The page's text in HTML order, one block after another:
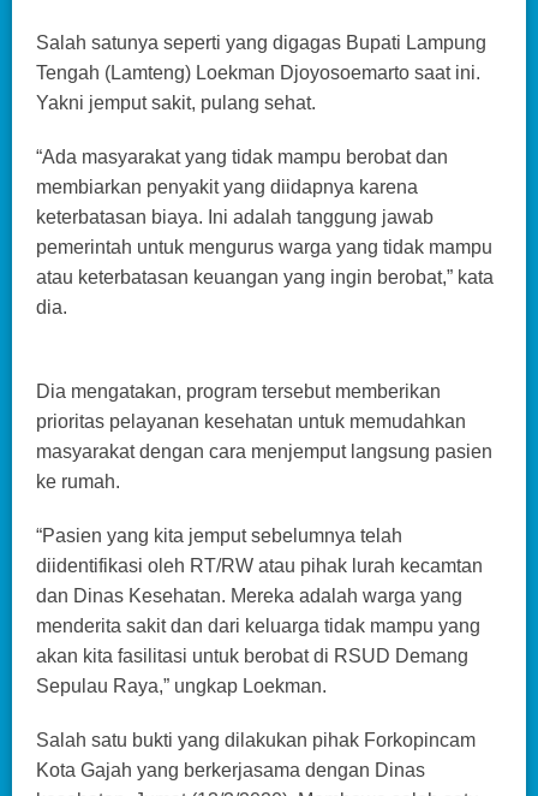
Salah satunya seperti yang digagas Bupati Lampung
Tengah (Lamteng) Loekman Djoyosoemarto saat ini.
Yakni jemput sakit, pulang sehat.
“Ada masyarakat yang tidak mampu berobat dan
membiarkan penyakit yang diidapnya karena
keterbatasan biaya. Ini adalah tanggung jawab
pemerintah untuk mengurus warga yang tidak mampu
atau keterbatasan keuangan yang ingin berobat,” kata
dia.
Dia mengatakan, program tersebut memberikan
prioritas pelayanan kesehatan untuk memudahkan
masyarakat dengan cara menjemput langsung pasien
ke rumah.
“Pasien yang kita jemput sebelumnya telah
diidentifikasi oleh RT/RW atau pihak lurah kecamtan
dan Dinas Kesehatan. Mereka adalah warga yang
menderita sakit dan dari keluarga tidak mampu yang
akan kita fasilitasi untuk berobat di RSUD Demang
Sepulau Raya,” ungkap Loekman.
Salah satu bukti yang dilakukan pihak Forkopincam
Kota Gajah yang berkerjasama dengan Dinas